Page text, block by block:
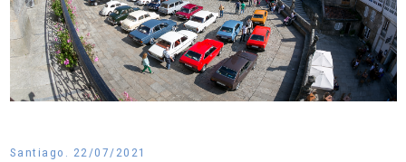
Santiago. 22/07/2021